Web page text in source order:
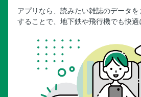
アプリなら、読みたい雑誌のデータ
することで、地下鉄や飛行機でも快適